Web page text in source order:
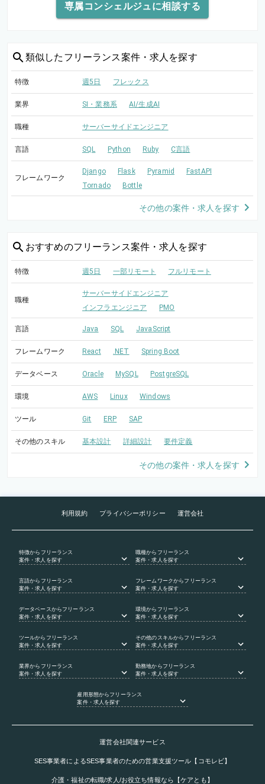
専属コンシェルジュに相談する
類似した フリーランス案件・求人を探す
特徴 週5日 フレックス
業界 SI・業務系 AI/生成AI
職種 サーバーサイドエンジニア
言語 SQL Python Ruby C言語
フレームワーク
Django Flask Pyramid
FastAPI
Tornado
Bottle
その他の案件・求人を探す
おすすめのフリーランス案件・求人を探す
特徴 週5日 一部リモート フルリモート
職種
サーバーサイドエンジニア
インフラエンジニア
PMO
言語 Java SQL JavaScript
フレームワーク React .NET Spring Boot
データベース Oracle MySQL PostgreSQL
環境 AWS Linux Windows
ツール Git ERP SAP
その他のスキル 基本設計 詳細設計 要件定義
その他の案件・求人を探す
利用規約 プライバシーポリシー 運営会社
特徴からフリーランス
案件・求人を探す
職種からフリーランス
案件・求人を探す
言語からフリーランス
案件・求人を探す
フレームワークからフリーランス
案件・求人を探す
データベース からフリーランス
案件・求人を探す
環境からフリーランス
案件・求人を探す
ツールからフリーランス
案件・求人を探す
その他のスキルからフリーランス
案件・求人を探す
業界からフリーランス
案件・求人を探す
勤務地からフリーランス
案件・求人を探す
雇用形態からフリーランス
案件・求人を探す
運営会社関連サービス
SES事業者によるSES事業者のための営業支援ツール【コモレビ】
介護・福祉の転職/求人/お役立ち情報なら【ケアとも】